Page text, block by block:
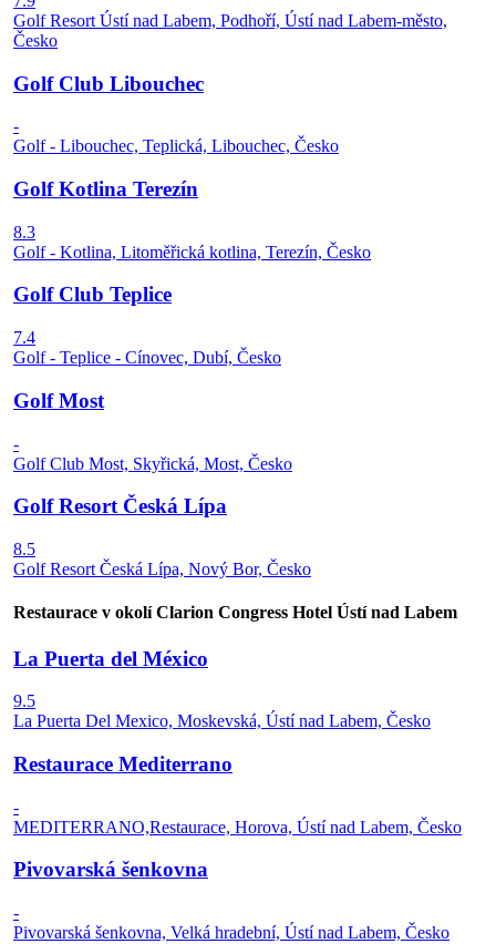
Golf Resort Ústí nad Labem, Podhoří, Ústí nad Labem-město,
Česko
Golf Club Libouchec
-
Golf - Libouchec, Teplická, Libouchec, Česko
Golf Kotlina Terezín
8.3
Golf - Kotlina, Litoměřická kotlina, Terezín, Česko
Golf Club Teplice
7.4
Golf - Teplice - Cínovec, Dubí, Česko
Golf Most
-
Golf Club Most, Skyřická, Most, Česko
Golf Resort Česká Lípa
8.5
Golf Resort Česká Lípa, Nový Bor, Česko
Restaurace v okolí Clarion Congress Hotel Ústí nad Labem
La Puerta del México
9.5
La Puerta Del Mexico, Moskevská, Ústí nad Labem, Česko
Restaurace Mediterrano
-
MEDITERRANO,Restaurace, Horova, Ústí nad Labem, Česko
Pivovarská šenkovna
-
Pivovarská šenkovna, Velká hradební, Ústí nad Labem, Česko